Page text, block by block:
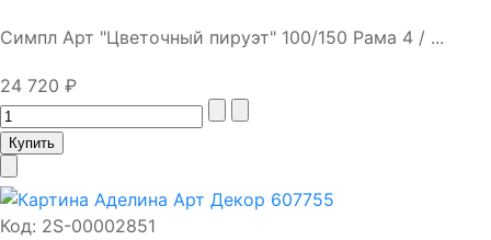
Симпл Арт "Цветочный пируэт" 100/150 Рама 4 / ...
24 720 ₽
Код: 2S-00002851